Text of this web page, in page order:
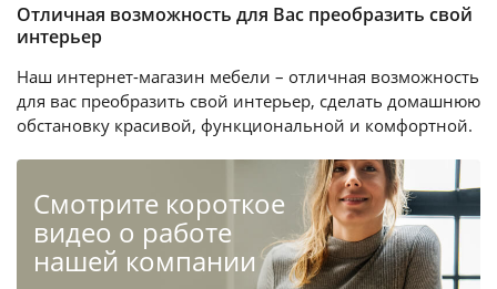
Отличная возможность для Вас преобразить свой
интерьер
Наш интернет-магазин мебели – отличная возможность
для вас преобразить свой интерьер, сделать домашнюю
обстановку красивой, функциональной и комфортной.
Cмотрите короткое
видео о работе
нашей компании